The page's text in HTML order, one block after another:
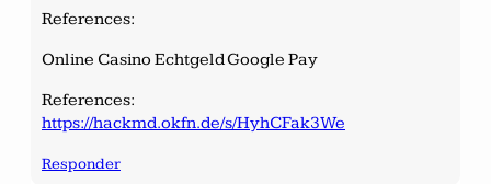
References:
Online Casino Echtgeld Google Pay
References:
https://hackmd.okfn.de/s/HyhCFak3We
Responder